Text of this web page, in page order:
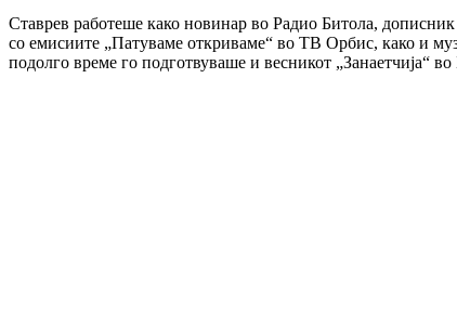
Ставрев работеше како новинар во Радио Битола,
со емисиите „Патуваме откриваме“ во ТВ Орбис, како и
подолго време го подготвуваше и весникот „Занаетчија“ во